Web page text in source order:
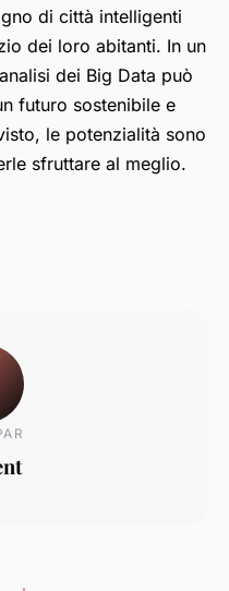
di città intelligenti
dei loro abitanti. In un
dei Big Data può
futuro sostenibile e
le potenzialità sono
sfruttare al meglio.